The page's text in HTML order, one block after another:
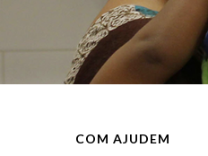
COM AJUDEM